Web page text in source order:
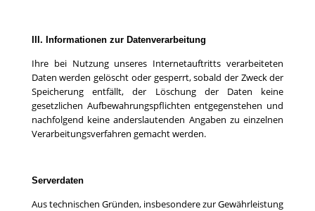
III. Informationen zur Datenverarbeitung
Ihre bei Nutzung unseres Internetauftritts verarbeiteten
Daten werden gelöscht oder gesperrt, sobald der Zweck der
Speicherung entfällt, der Löschung der Daten keine
gesetzlichen Aufbewahrungspflichten entgegenstehen und
nachfolgend keine anderslautenden Angaben zu einzelnen
Verarbeitungsverfahren gemacht werden.
Serverdaten
Aus technischen Gründen, insbesondere zur Gewährleistung